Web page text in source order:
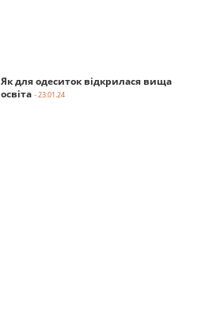
Як для одеситок відкрилася вища
освіта - 23.01.24